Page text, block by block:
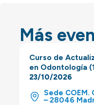
Más
Curso de
en Odontología
23/10/2026
Sede COEM.
– 28046